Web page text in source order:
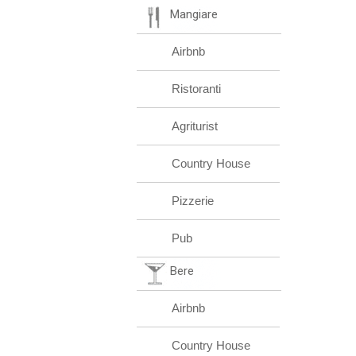
Mangiare
Airbnb
Ristoranti
Agriturist
Country House
Pizzerie
Pub
Bere
Airbnb
Country House